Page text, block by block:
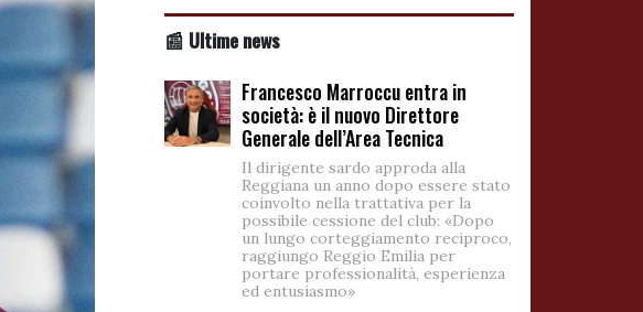
📰 Ultime news
Francesco Marroccu entra in
società: è il nuovo Direttore
Generale dell’Area Tecnica
Il dirigente sardo approda alla
Reggiana un anno dopo essere stato
coinvolto nella trattativa per la
possibile cessione del club: «Dopo
un lungo corteggiamento reciproco,
raggiungo Reggio Emilia per
portare professionalità, esperienza
ed entusiasmo»